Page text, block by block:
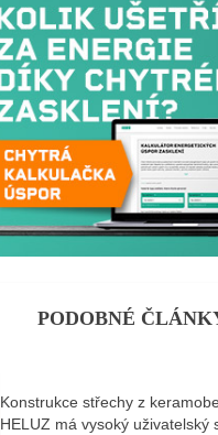
PODOBNÉ
Konstrukce střechy z
HELUZ má vysoký uživatelský